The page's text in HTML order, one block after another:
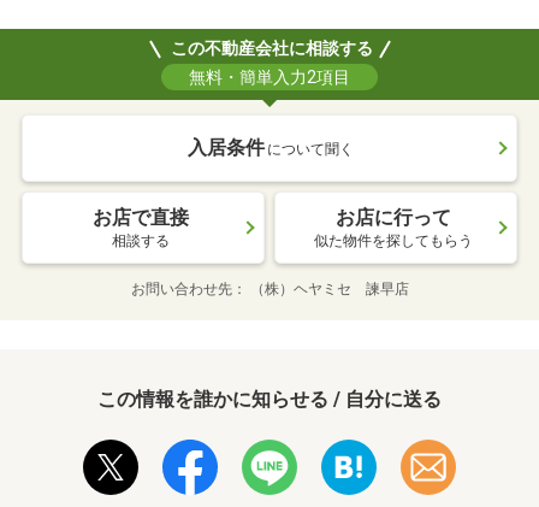
この不動産会社に相談する
無料・簡単入力2項目
入居条件 について聞く
お店で直接
相談する
お店に行って
似た物件を探してもらう
お問い合わせ先 （株）ヘヤミセ 諫早店
この情報を誰かに知らせる / 自分に送る